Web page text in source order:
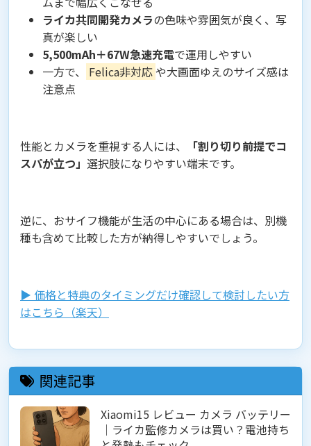
ライカ共同開発カメラの色味や雰囲気が良く、写
真が楽しい
5,500mAh＋67W急速充電で運用しやすい
一方で、
Felica非対応や大画面ゆえのサイズ感は
注意点
性能とカメラを重視する人には、
「割り切り前提でコ
スパが立つ」 選択肢になりやすい端末です。
逆に、おサイフ機能が生活の中心にある場合は、別機
種も含めて比較した方が納得しやすいでしょう。
▶︎ 価格と特典のタイミングだけ確認して検討したい方
はこちら（楽天）
関連記事
Xiaomi15 レビュー カメラ バッテリー
｜ライカ監修カメラは買い？電池持ち